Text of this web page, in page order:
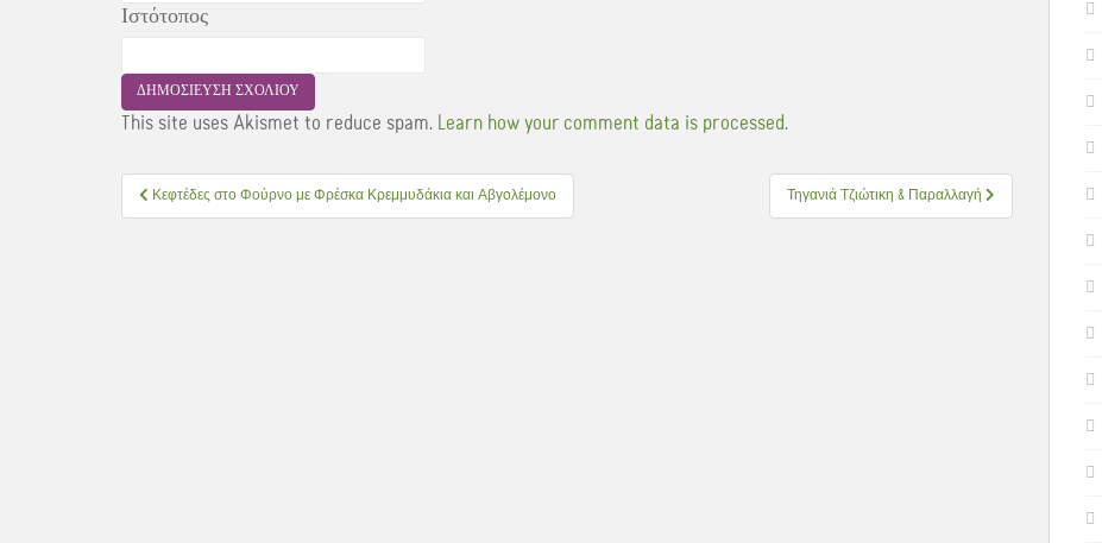
Ιστότοπος
This site uses Akismet to reduce spam. Learn how your comment data is processed.
Πλοήγηση
άρθρων
Κεφτέδες στο Φούρνο με Φρέσκα Κρεμμυδάκια και Αβγολέμονο Τηγανιά Τζιώτικη & Παραλλαγή